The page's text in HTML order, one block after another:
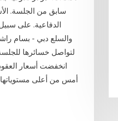
سابق من الجلسة.
الدفاعية. على
والسلع دبي - بسام
أمس من أعلى مستوياتها